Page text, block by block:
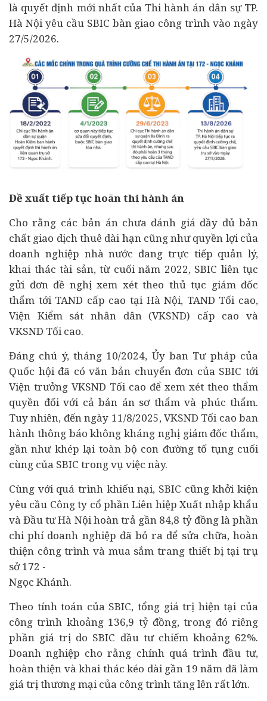
là quyết định mới nhất của Thi hành án dân sự TP.
Hà Nội yêu cầu SBIC bàn giao công trình vào ngày
27/5/2026.
Đề xuất tiếp tục hoãn thi hành án
Cho rằng các bản án chưa đánh giá đầy đủ bản
chất giao dịch thuê dài hạn cũng như quyền lợi của
doanh nghiệp nhà nước đang trực tiếp quản lý,
khai thác tài sản, từ cuối năm 2022, SBIC liên tục
gửi đơn đề nghị xem xét theo thủ tục giám đốc
thẩm tới TAND cấp cao tại Hà Nội, TAND Tối cao,
Viện Kiểm sát nhân dân (VKSND) cấp cao và
VKSND Tối cao.
Đáng chú ý, tháng 10/2024, Ủy ban Tư pháp của
Quốc hội đã có văn bản chuyển đơn của SBIC tới
Viện trưởng VKSND Tối cao để xem xét theo thẩm
quyền đối với cả bản án sơ thẩm và phúc thẩm.
Tuy nhiên, đến ngày 11/8/2025, VKSND Tối cao ban
hành thông báo không kháng nghị giám đốc thẩm,
gần như khép lại toàn bộ con đường tố tụng cuối
cùng của SBIC trong vụ việc này.
Cùng với quá trình khiếu nại, SBIC cũng khởi kiện
yêu cầu Công ty cổ phần Liên hiệp Xuất nhập khẩu
và Đầu tư Hà Nội hoàn trả gần 84,8 tỷ đồng là phần
chi phí doanh nghiệp đã bỏ ra để sửa chữa, hoàn
thiện công trình và mua sắm trang thiết bị tại trụ
sở 172 -
Ngọc Khánh.
Theo tính toán của SBIC, tổng giá trị hiện tại của
công trình khoảng 136,9 tỷ đồng, trong đó riêng
phần giá trị do SBIC đầu tư chiếm khoảng 62%.
Doanh nghiệp cho rằng chính quá trình đầu tư,
hoàn thiện và khai thác kéo dài gần 19 năm đã làm
giá trị thương mại của công trình tăng lên rất lớn.